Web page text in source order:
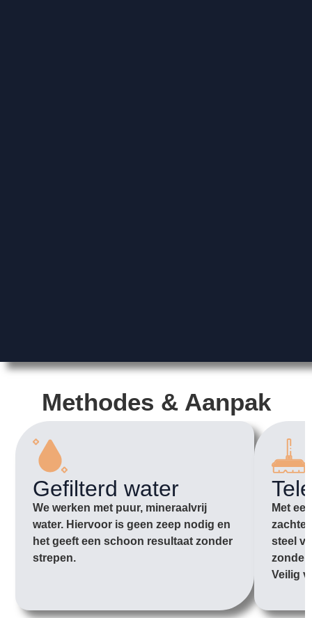
Methodes & Aanpak
Gefilterd water
We werken met puur, mineraalvrij
water. Hiervoor is geen zeep nodig en
het geeft een schoon resultaat zonder
strepen.
Met
zachte
steel
zonder
Veilig